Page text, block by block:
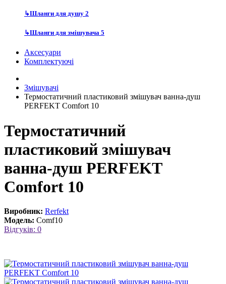
↳Шланги для душу 2
↳Шланги для змішувача 5
Аксесуари
Комплектуючі
Змішувачі
Термостатичний пластиковий змішувач ванна-душ
PERFEKT Comfort 10
Термостатичний
пластиковий змішувач
ванна-душ PERFEKT
Comfort 10
Виробник: Rerfekt
Модель: Comf10
Відгуків: 0